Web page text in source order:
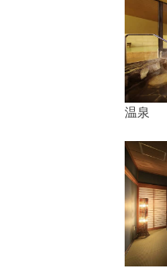
温泉